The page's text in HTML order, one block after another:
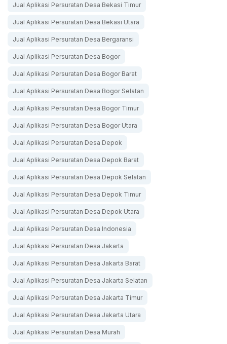
Jual Aplikasi Persuratan Desa Bekasi Timur
Jual Aplikasi Persuratan Desa Bekasi Utara
Jual Aplikasi Persuratan Desa Bergaransi
Jual Aplikasi Persuratan Desa Bogor
Jual Aplikasi Persuratan Desa Bogor Barat
Jual Aplikasi Persuratan Desa Bogor Selatan
Jual Aplikasi Persuratan Desa Bogor Timur
Jual Aplikasi Persuratan Desa Bogor Utara
Jual Aplikasi Persuratan Desa Depok
Jual Aplikasi Persuratan Desa Depok Barat
Jual Aplikasi Persuratan Desa Depok Selatan
Jual Aplikasi Persuratan Desa Depok Timur
Jual Aplikasi Persuratan Desa Depok Utara
Jual Aplikasi Persuratan Desa Indonesia
Jual Aplikasi Persuratan Desa Jakarta
Jual Aplikasi Persuratan Desa Jakarta Barat
Jual Aplikasi Persuratan Desa Jakarta Selatan
Jual Aplikasi Persuratan Desa Jakarta Timur
Jual Aplikasi Persuratan Desa Jakarta Utara
Jual Aplikasi Persuratan Desa Murah